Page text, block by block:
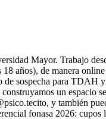
Mayor. Trabajo
18 años), de manera
sospecha para TDAH
un espacio
y también
fonasa 2026: